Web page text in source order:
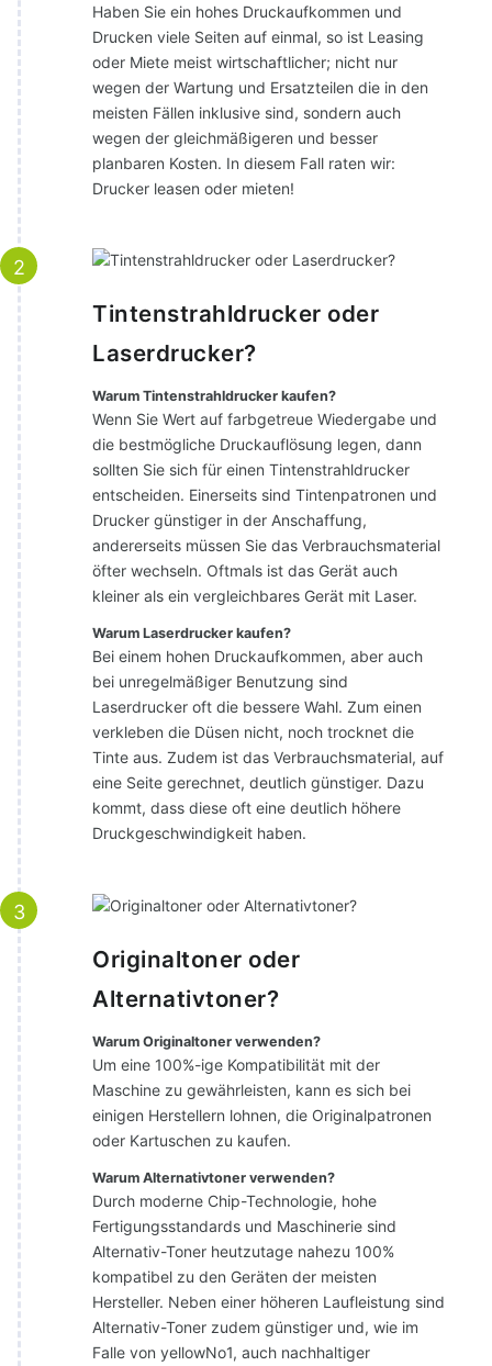
Haben Sie ein hohes Druckaufkommen und
Drucken viele Seiten auf einmal, so ist Leasing
oder Miete meist wirtschaftlicher; nicht nur
wegen der Wartung und Ersatzteilen die in den
meisten Fällen inklusive sind, sondern auch
wegen der gleichmäßigeren und besser
planbaren Kosten. In diesem Fall raten wir:
Drucker leasen oder mieten!
2
Tintenstrahldrucker oder
Laserdrucker?
Warum Tintenstrahldrucker kaufen?
Wenn Sie Wert auf farbgetreue Wiedergabe und
die bestmögliche Druckauflösung legen, dann
sollten Sie sich für einen Tintenstrahldrucker
entscheiden. Einerseits sind Tintenpatronen und
Drucker günstiger in der Anschaffung,
andererseits müssen Sie das Verbrauchsmaterial
öfter wechseln. Oftmals ist das Gerät auch
kleiner als ein vergleichbares Gerät mit Laser.
Warum Laserdrucker kaufen?
Bei einem hohen Druckaufkommen, aber auch
bei unregelmäßiger Benutzung sind
Laserdrucker oft die bessere Wahl. Zum einen
verkleben die Düsen nicht, noch trocknet die
Tinte aus. Zudem ist das Verbrauchsmaterial, auf
eine Seite gerechnet, deutlich günstiger. Dazu
kommt, dass diese oft eine deutlich höhere
Druckgeschwindigkeit haben.
3
Originaltoner oder
Alternativtoner?
Warum Originaltoner verwenden?
Um eine 100%-ige Kompatibilität mit der
Maschine zu gewährleisten, kann es sich bei
einigen Herstellern lohnen, die Originalpatronen
oder Kartuschen zu kaufen.
Warum Alternativtoner verwenden?
Durch moderne Chip-Technologie, hohe
Fertigungsstandards und Maschinerie sind
Alternativ-Toner heutzutage nahezu 100%
kompatibel zu den Geräten der meisten
Hersteller. Neben einer höheren Laufleistung sind
Alternativ-Toner zudem günstiger und, wie im
Falle von yellowNo1, auch nachhaltiger